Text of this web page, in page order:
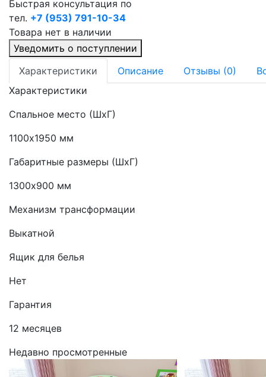
Быстрая консультация по
тел. +7 (953) 791-10-34
Товара нет в наличии
Уведомить о поступлении
Характеристики
Описание Отзывы (0)
Характеристики
Спальное место (ШхГ)
1100х1950 мм
Габаритные размеры (ШхГ)
1300х900 мм
Механизм трансформации
Выкатной
Ящик для белья
Нет
Гарантия
12 месяцев
Недавно просмотренные